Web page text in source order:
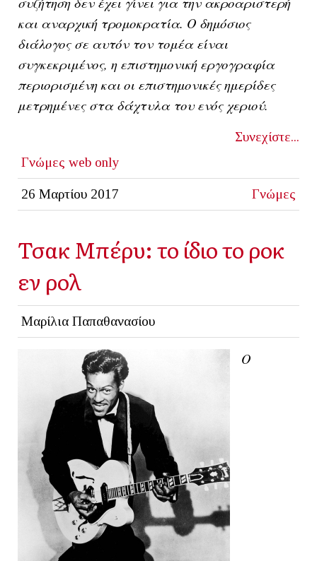
και αναρχική τρομοκρατία. Ο δημόσιος
διάλογος σε αυτόν τον τομέα είναι
συγκεκριμένος, η επιστημονική εργογραφία
περιορισμένη και οι επιστημονικές ημερίδες
μετρημένες στα δάχτυλα του ενός χεριού.
Συνεχίστε...
Γνώμες web only
26 Μαρτίου 2017 Γνώμες
Τσακ Μπέρυ: το ίδιο το ροκ
εν ρολ
Μαρίλια Παπαθανασίου
Ο